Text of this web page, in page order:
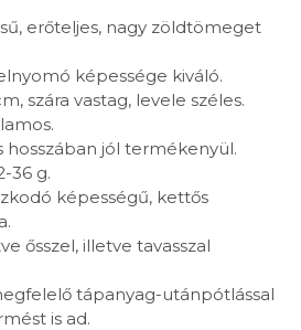
erőteljes, nagy zöldtömeget
képessége kiváló.
szára vastag, levele széles.
hosszában jól termékenyül.
36 g.
képességű, kettős
ősszel, illetve tavasszal
tápanyag-utánpótlással
is ad.